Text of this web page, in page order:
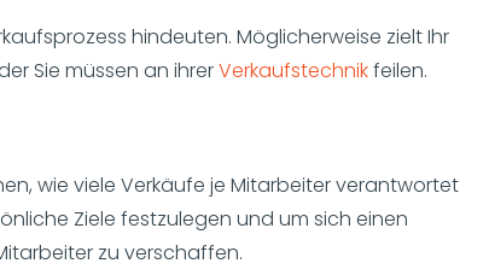
hindeuten. Möglicherweise zielt Ihr
Sie müssen an ihrerVerkaufstechnikfeilen.
wie viele Verkäufe je Mitarbeiter verantwortet
Ziele festzulegen und um sich einen
zu verschaffen.